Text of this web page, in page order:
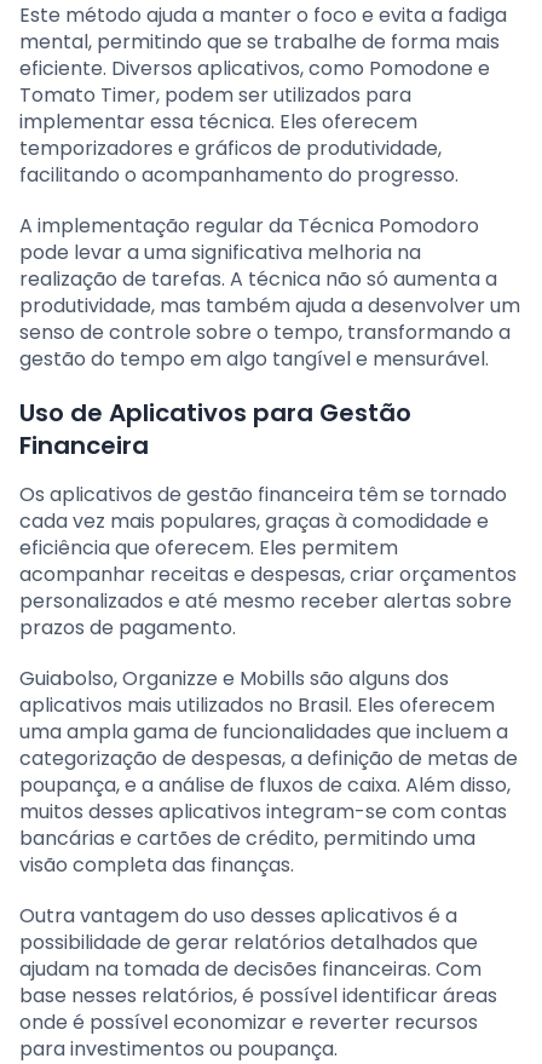
Este método ajuda a manter o foco e evita a fadiga
mental, permitindo que se trabalhe de forma mais
eficiente. Diversos aplicativos, como Pomodone e
Tomato Timer, podem ser utilizados para
implementar essa técnica. Eles oferecem
temporizadores e gráficos de produtividade,
facilitando o acompanhamento do progresso.
A implementação regular da Técnica Pomodoro
pode levar a uma significativa melhoria na
realização de tarefas. A técnica não só aumenta a
produtividade, mas também ajuda a desenvolver um
senso de controle sobre o tempo, transformando a
gestão do tempo em algo tangível e mensurável.
Uso de Aplicativos para Gestão
Financeira
Os aplicativos de gestão financeira têm se tornado
cada vez mais populares, graças à comodidade e
eficiência que oferecem. Eles permitem
acompanhar receitas e despesas, criar orçamentos
personalizados e até mesmo receber alertas sobre
prazos de pagamento.
Guiabolso, Organizze e Mobills são alguns dos
aplicativos mais utilizados no Brasil. Eles oferecem
uma ampla gama de funcionalidades que incluem a
categorização de despesas, a definição de metas de
poupança, e a análise de fluxos de caixa. Além disso,
muitos desses aplicativos integram-se com contas
bancárias e cartões de crédito, permitindo uma
visão completa das finanças.
Outra vantagem do uso desses aplicativos é a
possibilidade de gerar relatórios detalhados que
ajudam na tomada de decisões financeiras. Com
base nesses relatórios, é possível identificar áreas
onde é possível economizar e reverter recursos
para investimentos ou poupança.